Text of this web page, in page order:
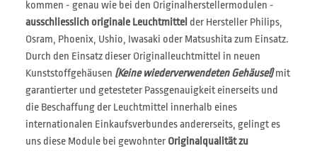
kommen - genau wie bei den Originalherstellermodulen -
ausschliesslich originale Leuchtmittel der Hersteller Philips,
Osram, Phoenix, Ushio, Iwasaki oder Matsushita zum Einsatz.
Durch den Einsatz dieser Originalleuchtmittel in neuen
Kunststoffgehäusen (Keine wiederverwendeten Gehäuse!)mit
garantierter und getesteter Passgenauigkeit einerseits und
die Beschaffung der Leuchtmittel innerhalb eines
internationalen Einkaufsverbundes andererseits, gelingt es
uns diese Module bei gewohnter Originalqualität zu